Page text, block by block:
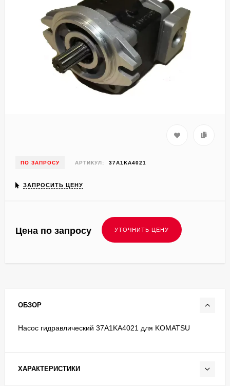
ПО ЗАПРОСУ АРТИКУЛ: 37A1KA4021
ЗАПРОСИТЬ ЦЕНУ
Цена по запросу
ОБЗОР
Насос гидравлический 37A1KA4021 для KOMATSU
ХАРАКТЕРИСТИКИ